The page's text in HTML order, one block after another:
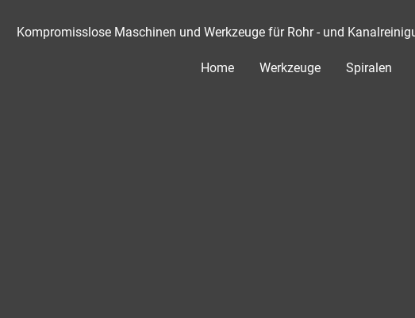
Kompromisslose Maschinen und Werkzeuge für Rohr - und
Home Werkzeuge Spiralen